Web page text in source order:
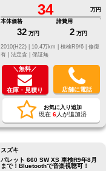
34
万円
本体価格
32 万円
諸費用
2 万円
修復
有 | 法定含 | 保証無
＼無料／
在庫・見積り 店舗に電話
お気に入り追加
現在 6人が追加済
スズキ
パレット 660 SW XS 車検R9年8月
まで！Bluetoothで音楽視聴可！